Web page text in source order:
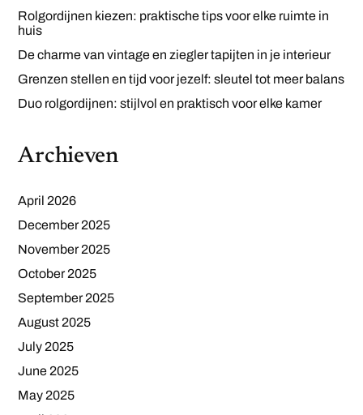
Rolgordijnen kiezen: praktische tips voor elke ruimte in
huis
De charme van vintage en ziegler tapijten in je interieur
Grenzen stellen en tijd voor jezelf: sleutel tot meer balans
Duo rolgordijnen: stijlvol en praktisch voor elke kamer
Archieven
April 2026
December 2025
November 2025
October 2025
September 2025
August 2025
July 2025
June 2025
May 2025